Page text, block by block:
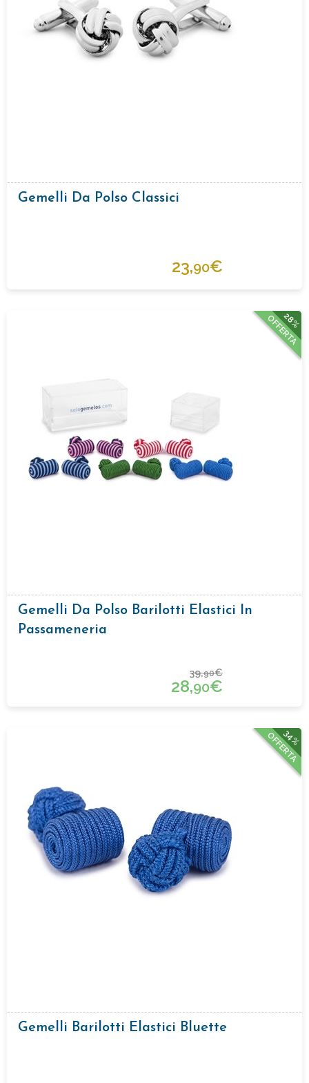
Gemelli Da Polso Classici
23,90€
28%
OFFERTA
Gemelli Da Polso Barilotti Elastici In
Passameneria
39,90€
28,90€
34%
OFFERTA
Gemelli Barilotti Elastici Bluette